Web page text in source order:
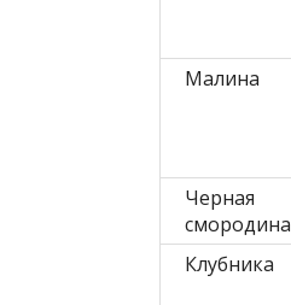
Малина
Черная
смородина
Клубника